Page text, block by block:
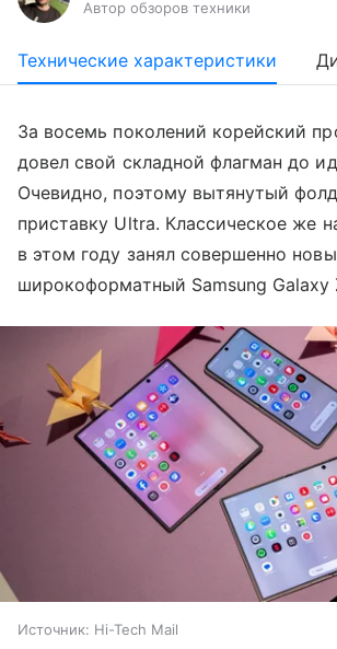
Автор обзоров техники
Технические характеристики
За восемь поколений корейский
довел свой складной флагман до
Очевидно, поэтому вытянутый
приставку Ultra. Классическое же
в этом году занял совершенно
широкоформатный Samsung Galaxy
Источник: Hi-Tech Mail